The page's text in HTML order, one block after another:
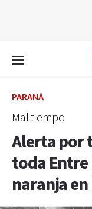
PARANÁ
Mal tiempo
Alerta por
toda Entre
naranja